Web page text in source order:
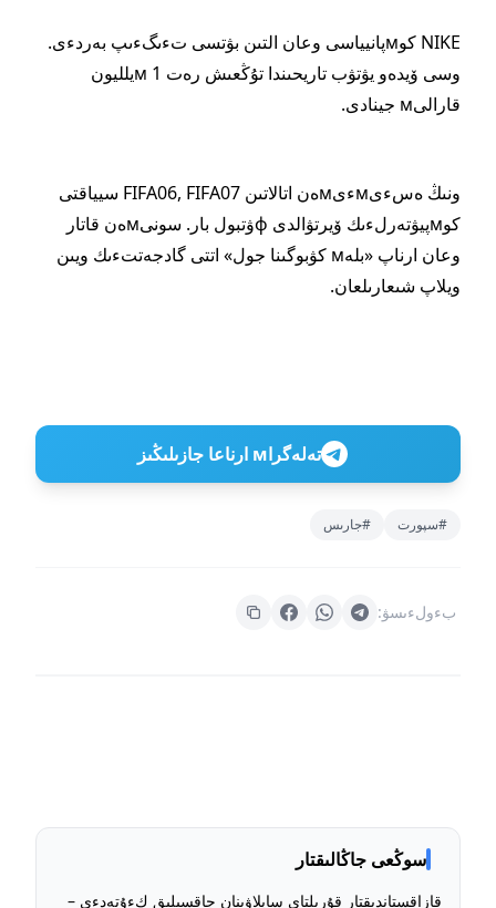
NIKE كوмپانيياسى وعان التىن بۋتسى تءىگءىپ بەردءى.
وسى ۆيدەو يۋتۋب تاريحىندا تۇڭعىش رەت 1 мيلليون
قارالىм جينادى.
ونىڭ ەسءىмءىмەن اتالاتىن FIFA06, FIFA07 سيياقتى
كوмپيۋتەرلءىك ۆيرتۋالدى фۋتبول بار. سونىмەن قاتار
وعان ارناپ «بلەм كۋبوگىنا جول» اتتى گادجەتتءىك ويىن
ويلاپ شىعارىلعان.
تەلەگراм ارناعا جازىلىڭىز
#سپورت #جارىس
بءولءىسۋ:
سوڭعى جاڭالىقتار
قازاقستاندىقتار قۇرىلتاي سايلاۋىنان جاقسىلىق كءۇتەدءى –